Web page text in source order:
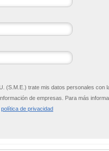
(S.M.E.) trate mis datos personales
de empresas. Para más
política de privacidad